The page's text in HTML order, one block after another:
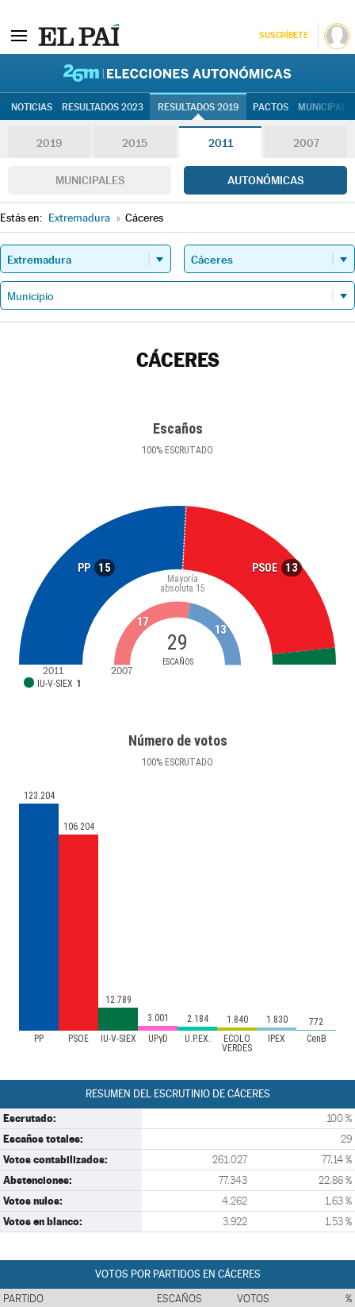
SUSCRÍBETE
NOTICIAS RESULTADOS 2023 RESULTADOS 2019 PACTOS
2019 2015 2011 2007
MUNICIPALES AUTONÓMICAS
Estás en: Extremadura » Cáceres
CÁCERES
Escaños
100% ESCRUTADO
PP 15 PSOE 13
29
ESCAÑOS
Mayoría
absoluta 15
IU-V-SIEX 1
17
13
2011 2007
Número de votos
100% ESCRUTADO
PP PSOE IU-V-SIEX UPyD U.P.EX.
ECOLO
VERDES
IPEX CenB
123.204
106.204
12.789
3.001
2.184 1.840 1.830 772
RESUMEN DEL ESCRUTINIO DE CÁCERES
Escrutado: 100 %
Escaños totales: 29
Votos contabilizados: 261.027 77,14 %
Abstenciones: 77.343 22,86 %
Votos nulos: 4.262 1,63 %
Votos en blanco: 3.922 1,53 %
VOTOS POR PARTIDOS EN CÁCERES
PARTIDO ESCAÑOS VOTOS %